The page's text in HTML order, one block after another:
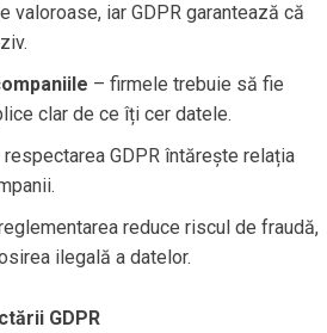
valoroase, iar GDPR garantează că
– firmele trebuie să fie
clar de ce îți cer datele.
respectarea GDPR întărește relația
reduce riscul de fraudă,
ilegală a datelor.
GDPR